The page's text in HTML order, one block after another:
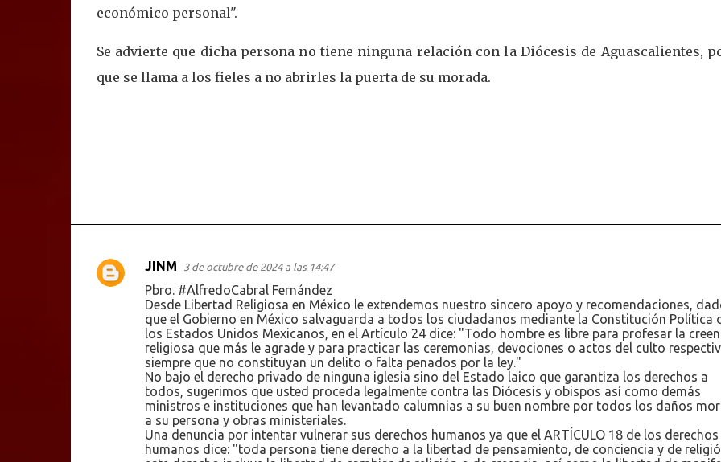
económico personal".
Se advierte que dicha persona no tiene ninguna relación con la Diócesis de Aguascalientes,
que se llama a los fieles a no abrirles la puerta de su morada.
C
JINM 3 de octubre de 2024 a las 14:47
Pbro. #AlfredoCabral Fernández
Desde Libertad Religiosa en México le extendemos nuestro sincero apoyo y recomendaciones,
que el Gobierno en México salvaguarda a todos los ciudadanos mediante la Constitución Política
los Estados Unidos Mexicanos, en el Artículo 24 dice: "Todo hombre es libre para profesar la
religiosa que más le agrade y para practicar las ceremonias, devociones o actos del culto
siempre que no constituyan un delito o falta penados por la ley."
No bajo el derecho privado de ninguna iglesia sino del Estado laico que garantiza los derechos a
todos, sugerimos que usted proceda legalmente contra las Diócesis y obispos así como demás
ministros e instituciones que han levantado calumnias a su buen nombre por todos los daños
a su persona y obras ministeriales.
Una denuncia por intentar vulnerar sus derechos humanos ya que el ARTÍCULO 18 de los derechos
humanos dice: "toda persona tiene derecho a la libertad de pensamiento, de conciencia y de